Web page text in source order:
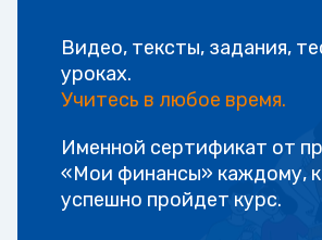
Видео, тексты, задания,
уроках.
Учитесь в любое время.
Именной сертификат от
«Мои финансы» каждому,
успешно пройдет курс.